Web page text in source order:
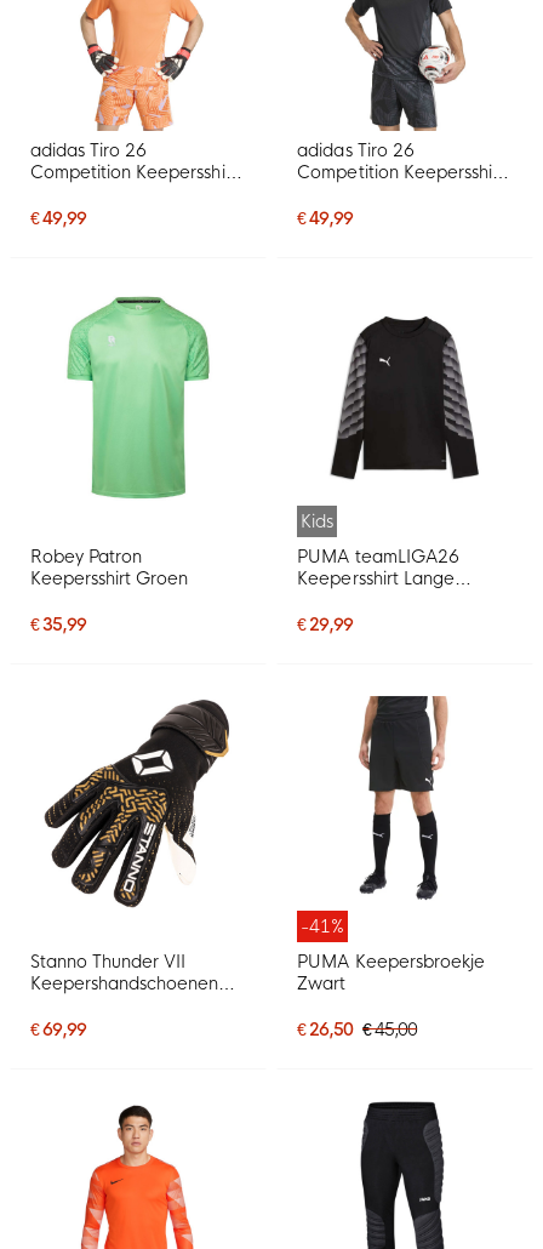
adidas Tiro 26
Competition Keepersshirt
€ 49,99
adidas Tiro 26
Competition Keepersshirt
€ 49,99
Robey Patron
Keepersshirt Groen
€ 35,99
Kids
PUMA teamLIGA26
Keepersshirt Lange
€ 29,99
Stanno Thunder VII
Keepershandschoenen
€ 69,99
-41%
PUMA Keepersbroekje
Zwart
€ 26,50 € 45,00